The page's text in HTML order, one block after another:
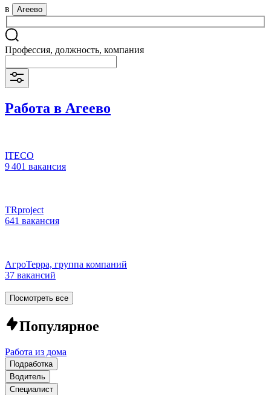
в Агеево
Профессия, должность, компания
Работа в Агеево
ITECO
9 401 вакансия
TRproject
641 вакансия
АгроТерра, группа компаний
37 вакансий
Посмотреть все
Популярное
Работа из дома
Подработка
Водитель
Специалист